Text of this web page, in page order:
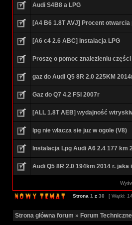
Audi S4B8 a LPG
[A4 B6 1.8T AVJ] Procent
[A6 c4 2.6 ABC] Instalacja LPG
Proszę o pomoc znalezieniu części
gaz do Audi Q5 8R 2.0 225KM
Gaz do Q7 4.2 FSI 2007r
[ALL 1.8T AEB] wydajność
lpg nie włacza sie juz w ogole (V8)
Instalacja Lpg Audi A6 2.4 177 km
Audi Q5 8R 2.0 194km 2014 r. jaka
Strona 1 z 30 [ Wątki:
Strona główna forum » Forum Techniczne